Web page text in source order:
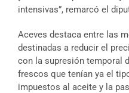
intensivas”, remarcó el
Aceves destaca entre las
destinadas a reducir el
con la supresión temporal
frescos que tenían ya el
impuestos al aceite y la